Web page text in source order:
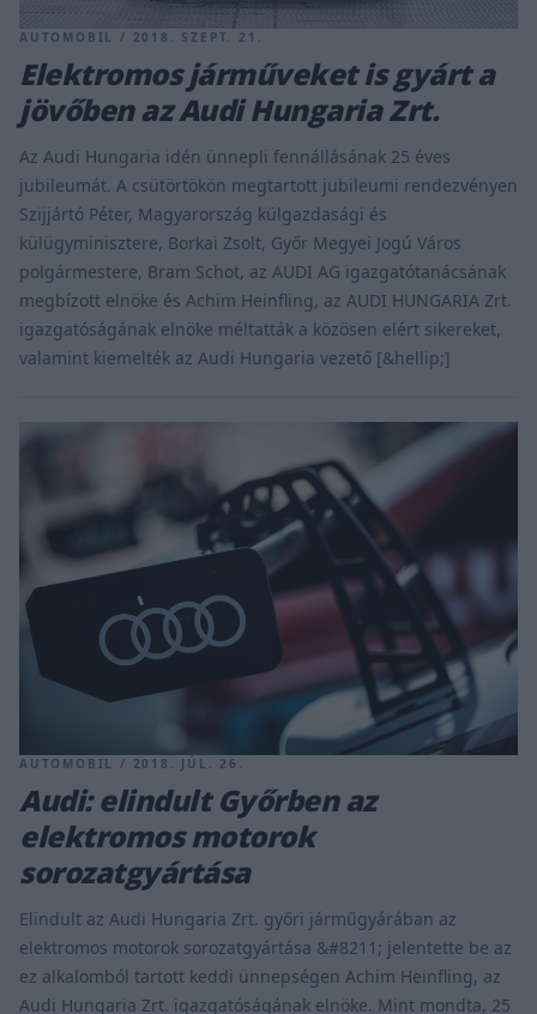
AUTOMOBIL / 2018. SZEPT. 21.
Elektromos járműveket is gyárt a
jövőben az Audi Hungaria Zrt.
Az Audi Hungaria idén ünnepli fennállásának 25 éves
jubileumát. A csütörtökön megtartott jubileumi rendezvényen
Szijjártó Péter, Magyarország külgazdasági és
külügyminisztere, Borkai Zsolt, Győr Megyei Jogú Város
polgármestere, Bram Schot, az AUDI AG igazgatótanácsának
megbízott elnöke és Achim Heinfling, az AUDI HUNGARIA Zrt.
igazgatóságának elnöke méltatták a közösen elért sikereket,
valamint kiemelték az Audi Hungaria vezető [&hellip;]
AUTOMOBIL / 2018. JÚL. 26.
Audi: elindult Győrben az
elektromos motorok
sorozatgyártása
Elindult az Audi Hungaria Zrt. győri járműgyárában az
elektromos motorok sorozatgyártása &#8211; jelentette be az
ez alkalomból tartott keddi ünnepségen Achim Heinfling, az
Audi Hungaria Zrt. igazgatóságának elnöke. Mint mondta, 25